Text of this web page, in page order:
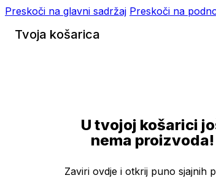
Preskoči na glavni sadržaj Preskoči na
Tvoja košarica
U tvojoj košarici
nema proizvoda!
Zaviri ovdje i otkrij puno sjajnih